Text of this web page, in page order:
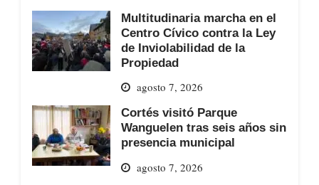
Multitudinaria marcha en el
Centro Cívico contra la Ley
de Inviolabilidad de la
Propiedad
agosto 7, 2026
Cortés visitó Parque
Wanguelen tras seis años sin
presencia municipal
agosto 7, 2026